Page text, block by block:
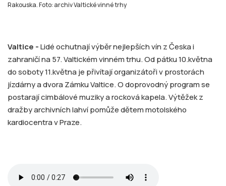
Rakouska. Foto: archiv Valtické vinné trhy
Valtice -Lidé ochutnají výběr nejlepších vín z Česka i
zahraničí na 57. Valtickém vinném trhu. Od pátku 10.května
do soboty 11.května je přivítají organizátoři v prostorách
jízdárny a dvora Zámku Valtice. O doprovodný program se
postarají cimbálové muziky a rocková kapela. Výtěžek z
dražby archivních lahví pomůže dětem motolského
kardiocentra v Praze.